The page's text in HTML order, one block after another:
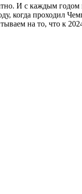
И с каждым годом
когда проходил
на то, что к